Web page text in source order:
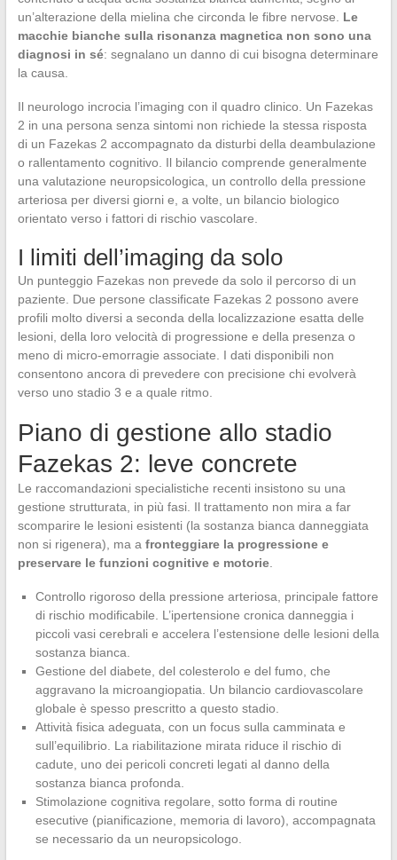
un’alterazione della mielina che circonda le fibre nervose. Le
macchie bianche sulla risonanza magnetica non sono una
diagnosi in sé: segnalano un danno di cui bisogna determinare
la causa.
Il neurologo incrocia l’imaging con il quadro clinico. Un Fazekas
2 in una persona senza sintomi non richiede la stessa risposta
di un Fazekas 2 accompagnato da disturbi della deambulazione
o rallentamento cognitivo. Il bilancio comprende generalmente
una valutazione neuropsicologica, un controllo della pressione
arteriosa per diversi giorni e, a volte, un bilancio biologico
orientato verso i fattori di rischio vascolare.
I limiti dell’imaging da solo
Un punteggio Fazekas non prevede da solo il percorso di un
paziente. Due persone classificate Fazekas 2 possono avere
profili molto diversi a seconda della localizzazione esatta delle
lesioni, della loro velocità di progressione e della presenza o
meno di micro-emorragie associate. I dati disponibili non
consentono ancora di prevedere con precisione chi evolverà
verso uno stadio 3 e a quale ritmo.
Piano di gestione allo stadio
Fazekas 2: leve concrete
Le raccomandazioni specialistiche recenti insistono su una
gestione strutturata, in più fasi. Il trattamento non mira a far
scomparire le lesioni esistenti (la sostanza bianca danneggiata
non si rigenera), ma a fronteggiare la progressione e
preservare le funzioni cognitive e motorie.
Controllo rigoroso della pressione arteriosa, principale fattore
di rischio modificabile. L’ipertensione cronica danneggia i
piccoli vasi cerebrali e accelera l’estensione delle lesioni della
sostanza bianca.
Gestione del diabete, del colesterolo e del fumo, che
aggravano la microangiopatia. Un bilancio cardiovascolare
globale è spesso prescritto a questo stadio.
Attività fisica adeguata, con un focus sulla camminata e
sull’equilibrio. La riabilitazione mirata riduce il rischio di
cadute, uno dei pericoli concreti legati al danno della
sostanza bianca profonda.
Stimolazione cognitiva regolare, sotto forma di routine
esecutive (pianificazione, memoria di lavoro), accompagnata
se necessario da un neuropsicologo.